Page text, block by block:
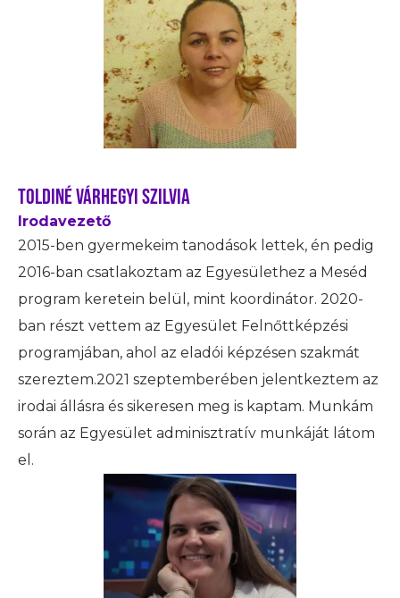
toldiné várhegyi szilvia
Irodavezető
2015-ben gyermekeim tanodások lettek, én pedig
2016-ban csatlakoztam az Egyesülethez a Meséd
program keretein belül, mint koordinátor. 2020-
ban részt vettem az Egyesület Felnőttképzési
programjában, ahol az eladói képzésen szakmát
szereztem.2021 szeptemberében jelentkeztem az
irodai állásra és sikeresen meg is kaptam. Munkám
során az Egyesület adminisztratív munkáját látom
el.